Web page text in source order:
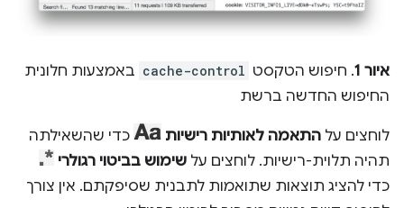
איור 1 . חיפוש הטקסט cache-control באמצעות חלונית
החיפוש החדשה ברשת
לוחצים על התאמה לאותיות רישיות
כדי שהשאילתה
תהיה תלוית-רישיות. לוחצים על שימוש בביטוי רגולרי
כדי להציג תוצאות שתואמות לתבנית שסיפקתם. אין צורך